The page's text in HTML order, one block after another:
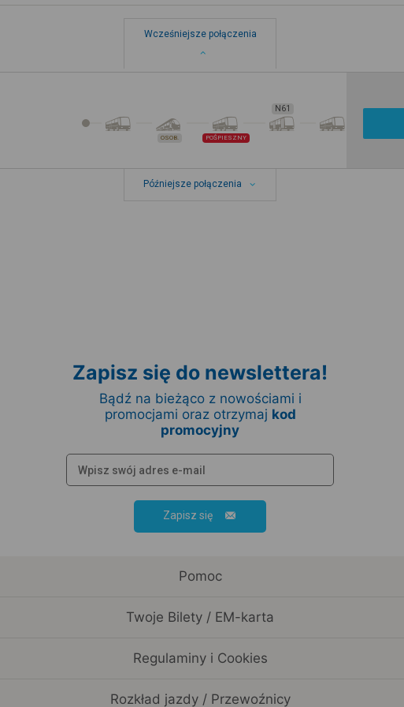
Wcześniejsze połączenia
OSOB. POŚPIESZNY
N61
Późniejsze połączenia
Zapisz się do newslettera!
Bądź na bieżąco z nowościami i
promocjami oraz otrzymaj kod
promocyjny
Zapisz się
Pomoc
Twoje Bilety / EM-karta
Regulaminy i Cookies
Rozkład jazdy / Przewoźnicy